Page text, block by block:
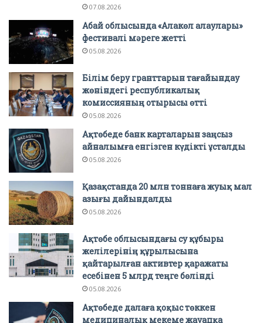
07.08.2026
Абай облысында «Алакөл алаулары»
фестивалі мәреге жетті
05.08.2026
Білім беру гранттарын тағайындау
жөніндегі республикалық
комиссияның отырысы өтті
05.08.2026
Ақтөбеде банк карталарын заңсыз
айналымға енгізген күдікті ұсталды
05.08.2026
Қазақстанда 20 млн тоннаға жуық мал
азығы дайындалды
05.08.2026
Ақтөбе облысындағы су құбыры
желілерінің құрылысына
қайтарылған активтер қаражаты
есебінен 5 млрд теңге бөлінді
05.08.2026
Ақтөбеде далаға қоқыс төккен
медициналық мекеме жауапқа